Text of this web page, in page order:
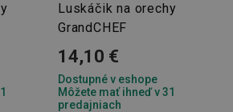
Luskáčik na orechy
GrandCHEF
14,10 €
Dostupné v eshope
Môžete mať ihneď v 31
predajniach
www.tescoma.sk